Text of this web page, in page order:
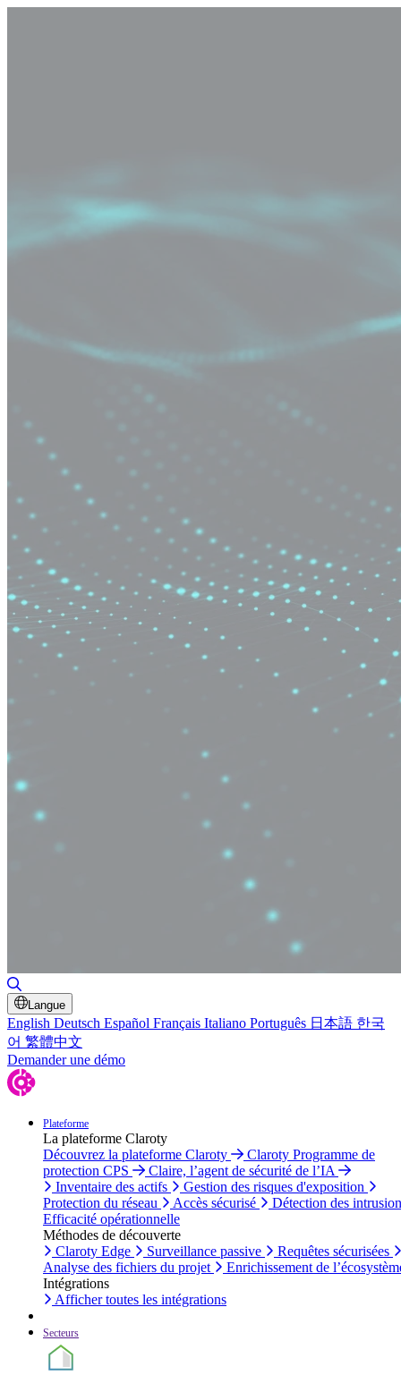
Langue
English Deutsch Español Français Italiano Português 日本語 한국
어 繁體中文
Demander une démo
Plateforme
La plateforme Claroty
Découvrez la plateforme Claroty
Claroty Programme de
protection CPS
Claire, l’agent de sécurité de l’IA
Inventaire des actifs
Gestion des risques d'exposition
Protection du réseau
Accès sécurisé
Détection des
Efficacité opérationnelle
Méthodes de découverte
Claroty Edge
Surveillance passive
Requêtes sécurisées
Analyse des fichiers du projet
Enrichissement de
Intégrations
Afficher toutes les intégrations
Secteurs